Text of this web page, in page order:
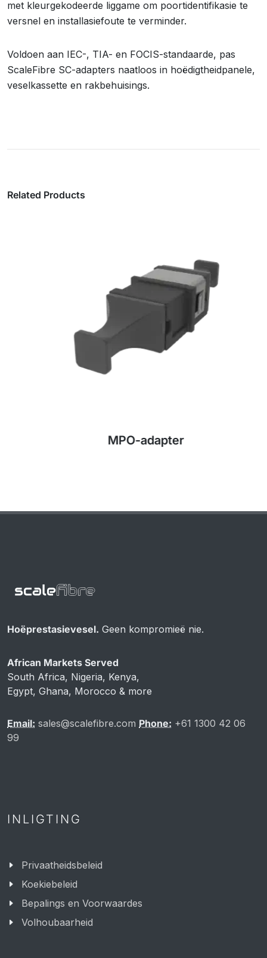
met kleurgekodeerde liggame om poortidentifikasie te
versnel en installasiefoute te verminder.
Voldoen aan IEC-, TIA- en FOCIS-standaarde, pas
ScaleFibre SC-adapters naatloos in hoëdigtheidpanele,
veselkassette en rakbehuisings.
Related Products
MPO-adapter
Hoëprestasievesel. Geen kompromieë nie.
African Markets Served
South Africa, Nigeria, Kenya,
Egypt, Ghana, Morocco & more
Email: sales@scalefibre.com Phone: +61 1300 42 06
99
INLIGTING
Privaatheidsbeleid
Koekiebeleid
Bepalings en Voorwaardes
Volhoubaarheid